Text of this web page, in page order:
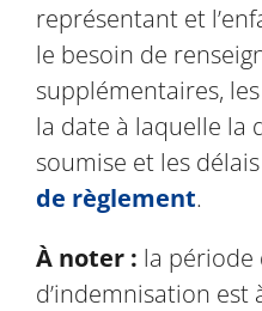
représentant et
le besoin de
supplémentaires,
la date à laquelle la
soumise et les
de règlement.
À noter : la période
d’indemnisation